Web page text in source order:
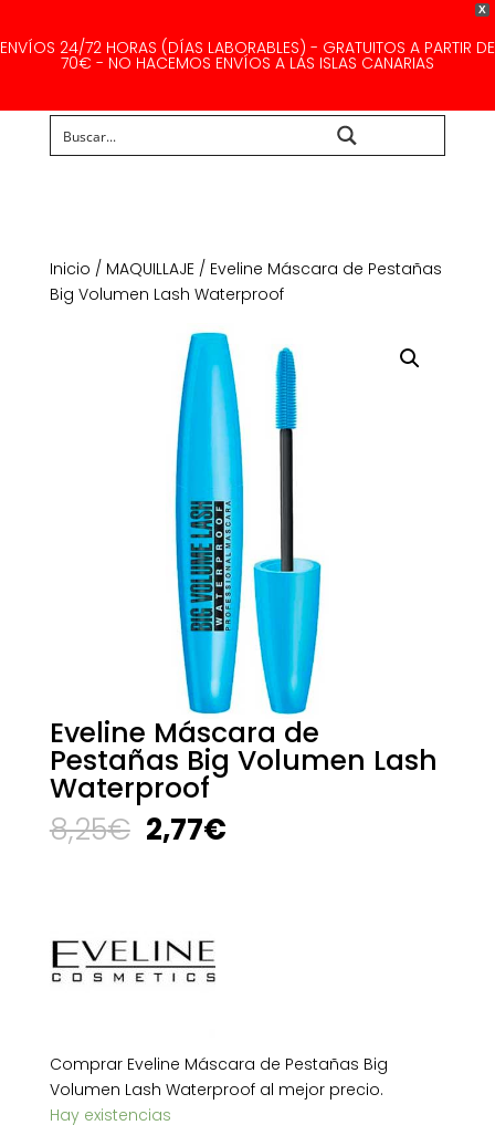
X
ENVÍOS 24/72 HORAS (DÍAS LABORABLES) - GRATUITOS A PARTIR DE
70€ - NO HACEMOS ENVÍOS A LAS ISLAS CANARIAS
Inicio / MAQUILLAJE/ Eveline Máscara de Pestañas
Big Volumen Lash Waterproof
Eveline Máscara de
Pestañas Big Volumen Lash
Waterproof
8,25€ El
precio
8,25€.
2,77€El
Comprar Eveline Máscara de Pestañas Big
Volumen Lash Waterproof al mejor precio.
Hay existencias